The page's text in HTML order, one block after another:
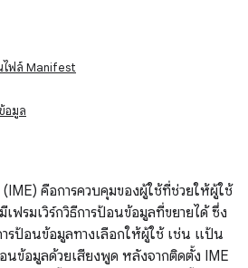
ไฟล์ Manifest
อมูล
คือการควบคุมของผู้ใช้ที่ช่วยให้ผู้ใช้
ฟรมเวิร์กวิธีการป้อนข้อมูลที่ขยายได้ ซึ่ง
รป้อนข้อมูลทางเลือกให้ผู้ใช้ เช่น แป้น
ข้อมูลด้วยเสียงพูด หลังจากติดตั้ง IME